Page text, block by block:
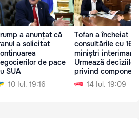
a anunțat că
a solicitat
de pace
SUA
10 Iul. 19:16
Tofan a încheiat
consultările cu 16
miniștri interimari:
Urmează deciziile
privind
Guvernului
14 Iul. 19:09